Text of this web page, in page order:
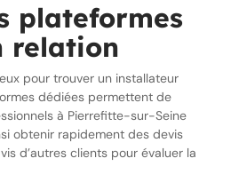
plateformes
relation
pour trouver un installateur
dédiées permettent de
à Pierrefitte-sur-Seine
obtenir rapidement des devis
d’autres clients pour évaluer la